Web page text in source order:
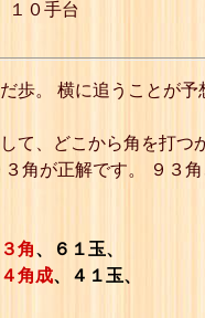
０手台
歩。 横に追うことが
て、どこから角を打
３角が正解です。 ９３
角、６１玉、
角成、４１玉、